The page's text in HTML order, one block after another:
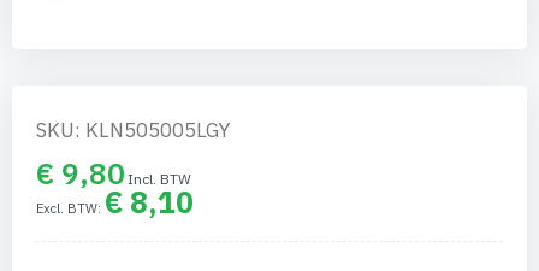
SKU: KLN505005LGY
€ 9,80
€ 8,10